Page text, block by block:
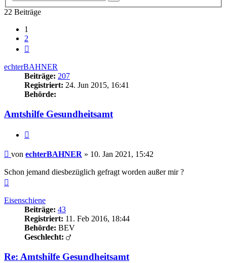
22 Beiträge
1
2
echterBAHNER
Beiträge: 207
Registriert: 24. Jun 2015, 16:41
Behörde:
Amtshilfe Gesundheitsamt
Beitrag
von echterBAHNER » 10. Jan 2021, 15:42
Schon jemand diesbezüglich gefragt worden außer mir ?
Eisenschiene
Beiträge: 43
Registriert: 11. Feb 2016, 18:44
Behörde: BEV
Geschlecht:
Re: Amtshilfe Gesundheitsamt